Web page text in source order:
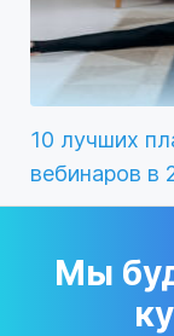
10 лучших
вебинаров в
Мы